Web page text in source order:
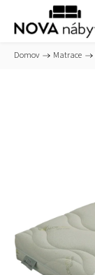
Domov / Matrace /